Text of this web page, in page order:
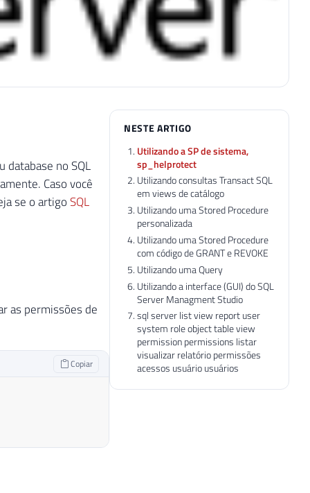
no SQL
Caso você
se o artigoSQL
as permissões de
Copiar
NESTE ARTIGO
Utilizando a SP de sistema,
sp_helprotect
Utilizando consultas Transact SQL
em views de catálogo
Utilizando uma Stored Procedure
personalizada
Utilizando uma Stored Procedure
com código de GRANT e REVOKE
Utilizando uma Query
Utilizando a interface (GUI) do SQL
Server Managment Studio
sql server list view report user
system role object table view
permission permissions listar
visualizar relatório permissões
acessos usuário usuários